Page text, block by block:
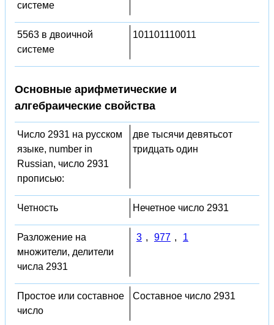
системе
5563 в двоичной
системе
101101110011
Основные арифметические и
алгебраические свойства
Число 2931 на русском
языке, number in
Russian, число 2931
прописью:
две тысячи девятьсот
тридцать один
Четность Нечетное число 2931
Разложение на
множители, делители
числа 2931
3 , 977 , 1
Простое или составное
число
Составное число 2931